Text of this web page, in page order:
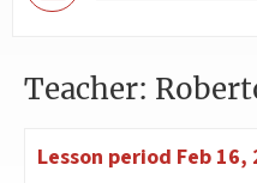
Teacher:
Lesson period Feb 16,